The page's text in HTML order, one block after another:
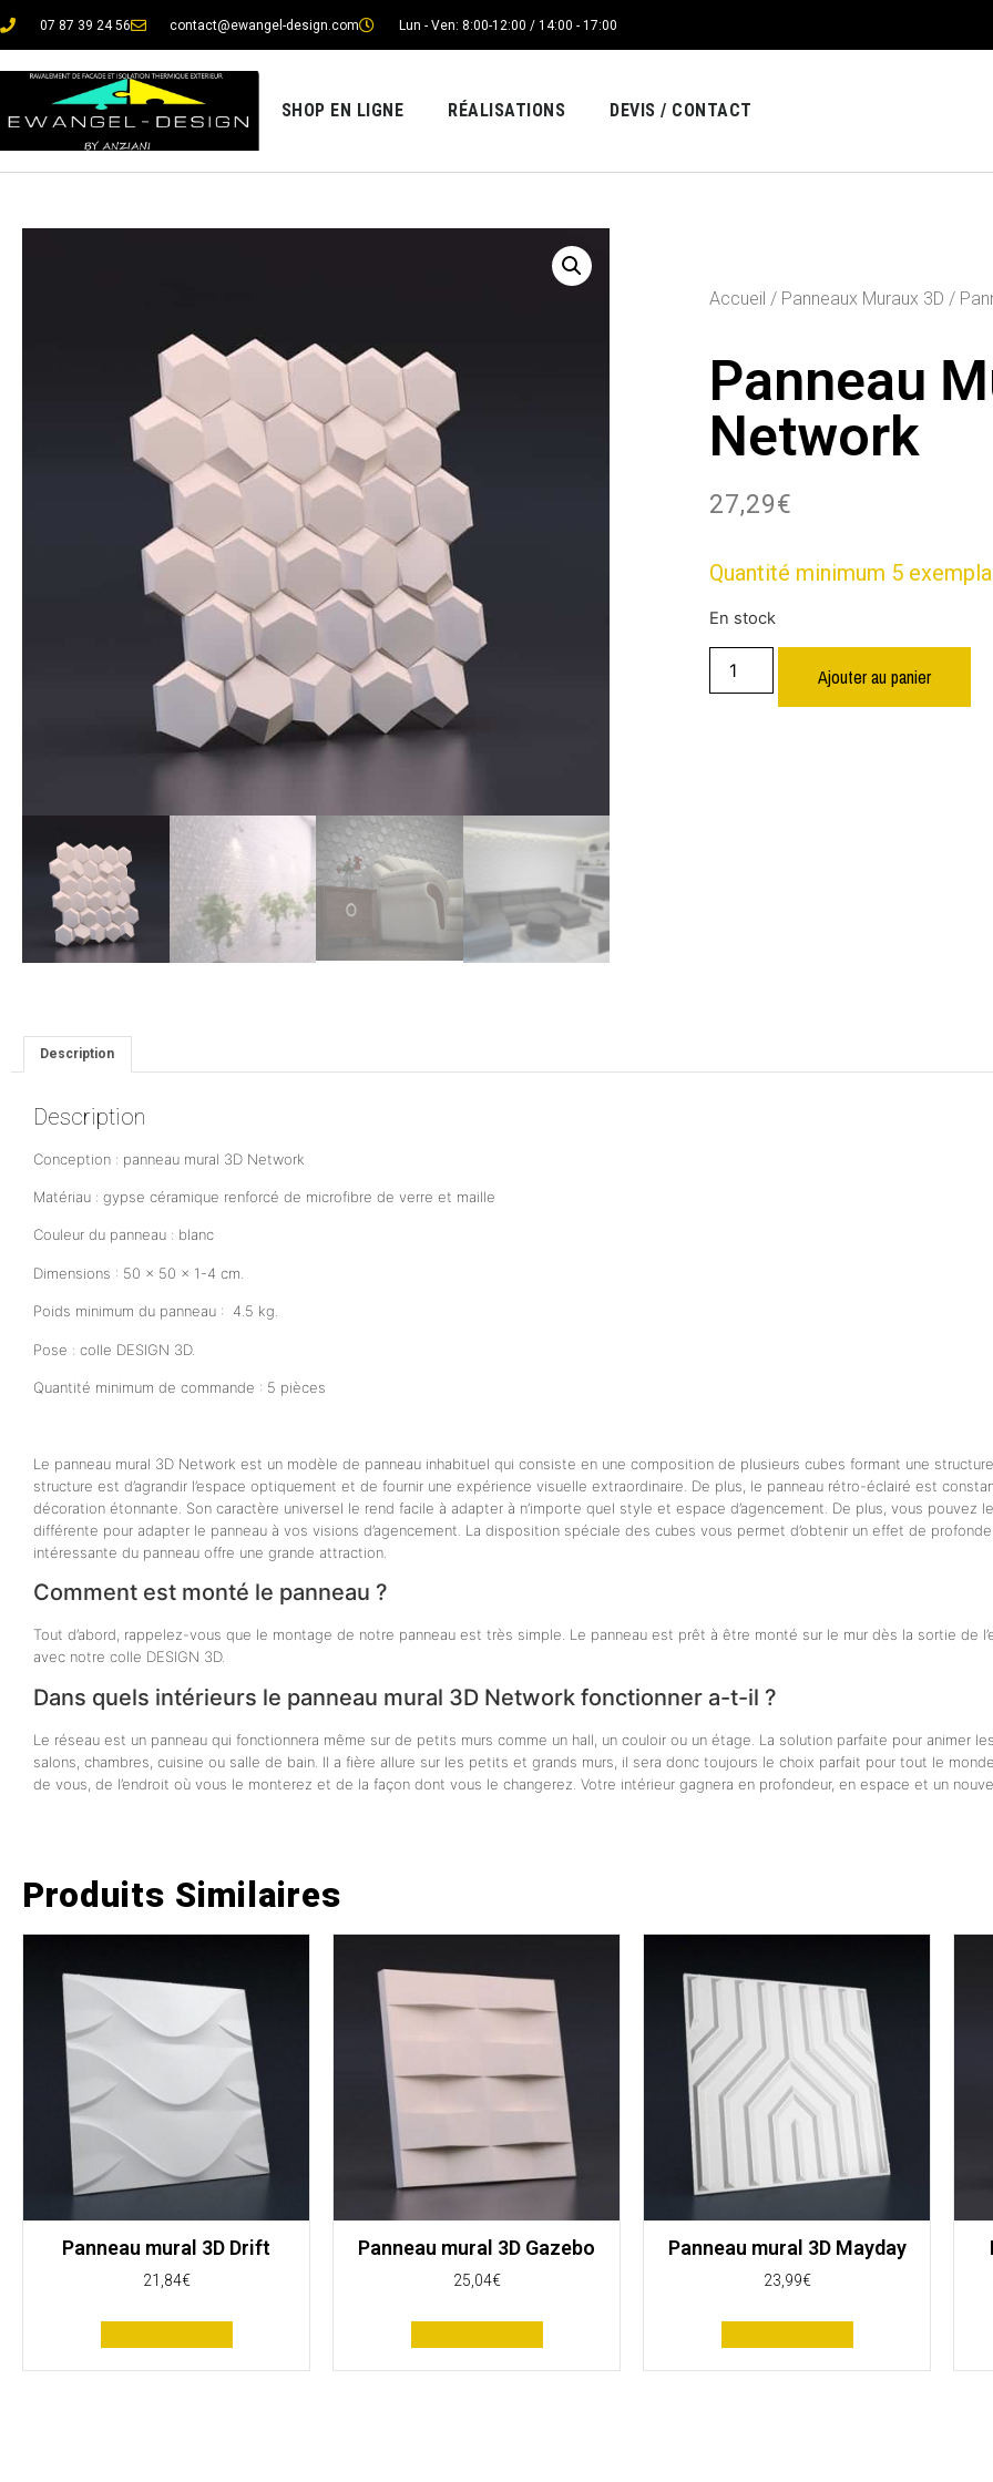
07 87 39 24 56 contact@ewangel-design.com Lun - Ven: 8:00-12:00 / 14:00 - 17:00
SHOP EN LIGNE RÉALISATIONS DEVIS / CONTACT
Accueil / Panneaux Muraux 3D /
Panneau
Network
27,29€
Quantité minimum 5
En stock
Ajouter au panier
Description
Description
Conception : panneau mural 3D Network
Matériau : gypse céramique renforcé de microfibre de verre et maille
Couleur du panneau : blanc
Dimensions : 50 x 50 x 1-4 cm.
Poids minimum du panneau : 4.5 kg.
Pose : colle DESIGN 3D.
Quantité minimum de commande : 5 pièces
Le panneau mural 3D Network est un modèle de panneau inhabituel qui consiste en une composition de plusieurs cubes formant une
structure est d’agrandir l’espace optiquement et de fournir une expérience visuelle extraordinaire. De plus, le panneau rétro-éclairé est
décoration étonnante. Son caractère universel le rend facile à adapter à n’importe quel style et espace d’agencement. De plus, vous pouvez
différente pour adapter le panneau à vos visions d’agencement. La disposition spéciale des cubes vous permet d’obtenir un effet de
intéressante du panneau offre une grande attraction.
Comment est monté le panneau ?
Tout d’abord, rappelez-vous que le montage de notre panneau est très simple. Le panneau est prêt à être monté sur le mur dès la sortie de
avec notre colle DESIGN 3D.
Dans quels intérieurs le panneau mural 3D Network fonctionner a-t-il ?
Le réseau est un panneau qui fonctionnera même sur de petits murs comme un hall, un couloir ou un étage. La solution parfaite pour animer
salons, chambres, cuisine ou salle de bain. Il a fière allure sur les petits et grands murs, il sera donc toujours le choix parfait pour tout le
de vous, de l’endroit où vous le monterez et de la façon dont vous le changerez. Votre intérieur gagnera en profondeur, en espace et un
Produits Similaires
Panneau mural 3D Drift
21,84€
Panneau mural 3D Gazebo
25,04€
Panneau mural 3D Mayday
23,99€